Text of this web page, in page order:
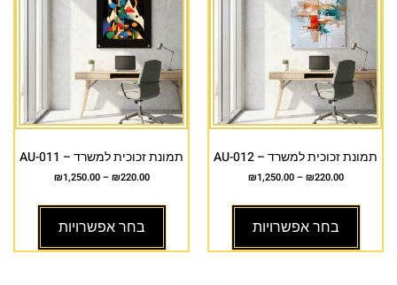
תמונת זכוכית למשרד – AU-012
₪220.00
–
₪1,250.00
בחר אפשרויות
תמונת זכוכית למשרד – AU-011
₪220.00
–
₪1,250.00
בחר אפשרויות